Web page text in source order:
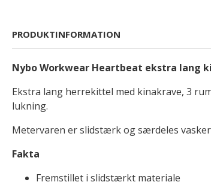
PRODUKTINFORMATION
Nybo Workwear Heartbeat ekstra lang
Ekstra lang herrekittel med kinakrave, 3
lukning.
Metervaren er slidstærk og særdeles
Fakta
Fremstillet i slidstærkt materiale